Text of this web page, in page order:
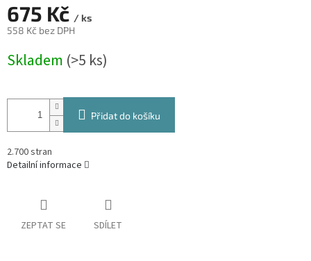
675 Kč / ks
558 Kč bez DPH
cena:
Skladem (>5 ks)
Přidat do košíku
2.700 stran
Detailní informace
ZEPTAT SE SDÍLET